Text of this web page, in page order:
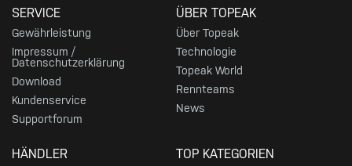
SERVICE
Gewährleistung
Impressum /
Datenschutzerklärung
Download
Kundenservice
Supportforum
ÜBER TOPEAK
Über Topeak
Technologie
Topeak World
Rennteams
News
HÄNDLER TOP KATEGORIEN